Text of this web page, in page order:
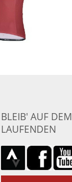
BLEIB' AUF DEM
LAUFENDEN